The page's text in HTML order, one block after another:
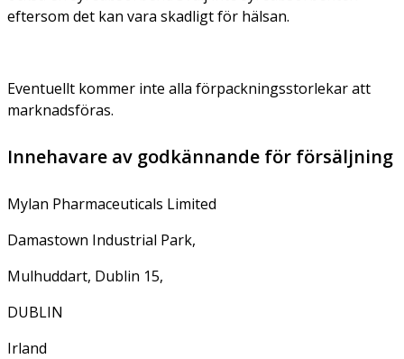
eftersom det kan vara skadligt för hälsan.
Eventuellt kommer inte alla förpackningsstorlekar att
marknadsföras.
Innehavare av godkännande för försäljning
Mylan Pharmaceuticals Limited
Damastown Industrial Park,
Mulhuddart, Dublin 15,
DUBLIN
Irland